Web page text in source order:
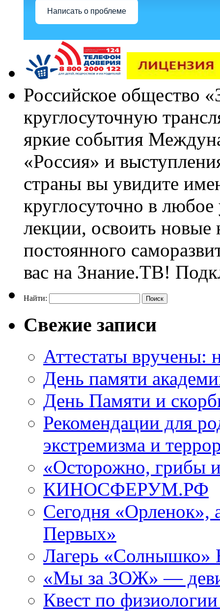
Написать о проблеме
Российское общество
круглосуточную
яркие события
«Россия» и
страны вы увидите
круглосуточно в
лекции, освоить
постоянного
вас на Знание.ТВ!
Найти:
Свежие записи
Аттестаты вручены:
День памяти
День Памяти и
Рекомендации для
экстремизма и
«Осторожно, грибы
КИНОСФЕРУМ.РФ
Сегодня «Орленок»,
Первых»
Лагерь «Солнышко»
«Мы за ЗОЖ» —
Квест по